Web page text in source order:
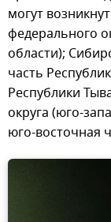
могут
федерального
области);
часть
Республики
округа (юго-
юго-восточная